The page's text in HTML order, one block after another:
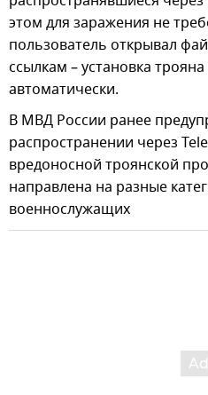
этом для заражения не
пользователь открывал
ссылкам – установка
автоматически.
В МВД России ранее
распространении через
вредоносной троянской
направлена на разные
военнослужащих